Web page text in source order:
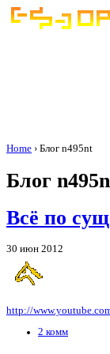
Home › Блог n495nt
Блог
Всё по
30 июн 2012
http://
2 комм